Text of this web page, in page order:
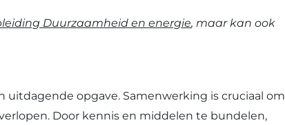
Duurzaamheid en energie, maar kan ook
uitdagende opgave. Samenwerking is cruciaal om
Door kennis en middelen te bundelen,